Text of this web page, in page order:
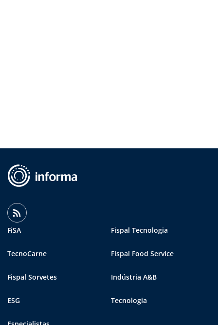
FiSA Fispal Tecnologia
TecnoCarne Fispal Food Service
Fispal Sorvetes Indústria A&B
ESG Tecnologia